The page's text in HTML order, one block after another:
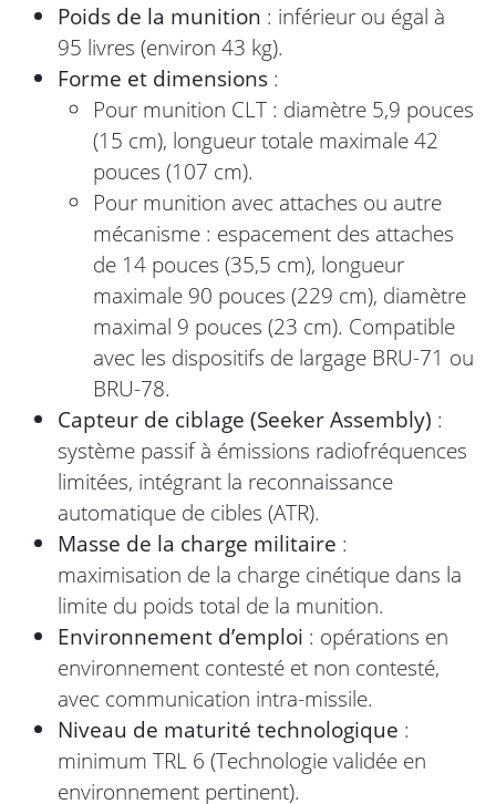
Poids de la munition : inférieur ou égal à
95 livres (environ 43 kg).
Forme et dimensions :
Pour munition CLT : diamètre 5,9 pouces
(15 cm), longueur totale maximale 42
pouces (107 cm).
Pour munition avec attaches ou autre
mécanisme : espacement des attaches
de 14 pouces (35,5 cm), longueur
maximale 90 pouces (229 cm), diamètre
maximal 9 pouces (23 cm). Compatible
avec les dispositifs de largage BRU-71 ou
BRU-78.
Capteur de ciblage (Seeker Assembly) :
système passif à émissions radiofréquences
limitées, intégrant la reconnaissance
automatique de cibles (ATR).
Masse de la charge militaire :
maximisation de la charge cinétique dans la
limite du poids total de la munition.
Environnement d’emploi : opérations en
environnement contesté et non contesté,
avec communication intra-missile.
Niveau de maturité technologique :
minimum TRL 6 (Technologie validée en
environnement pertinent).